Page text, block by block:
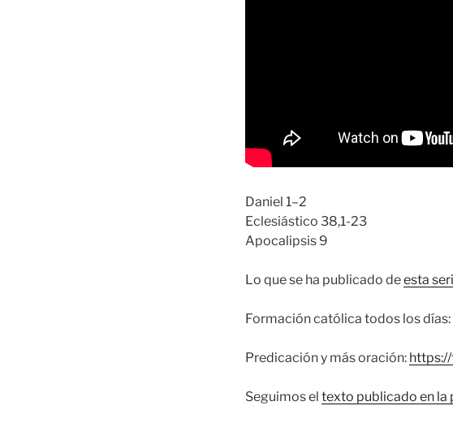
Daniel 1–2
Eclesiástico 38,1-23
Apocalipsis 9
Lo que se ha publicado deesta
Formación católica todos los días:
Predicación y más oración:
Seguimos el texto publicado en la